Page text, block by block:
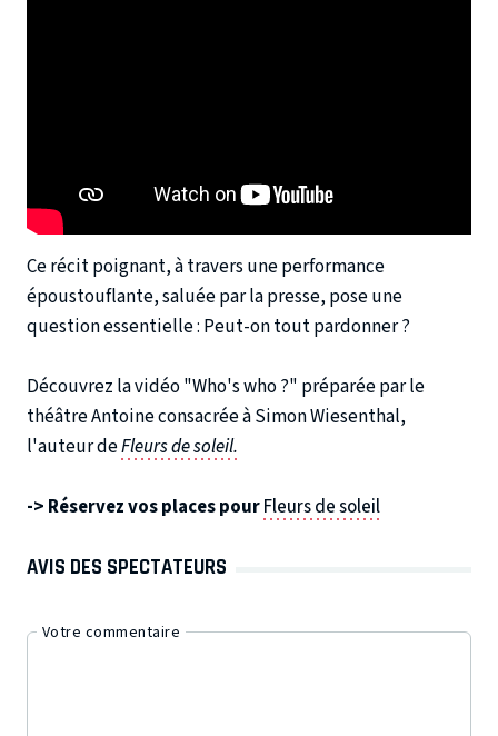
Ce récit poignant, à travers une performance
époustouflante, saluée par la presse, pose une
question essentielle : Peut-on tout pardonner ?
Découvrez la vidéo "Who's who ?" préparée par le
théâtre Antoine consacrée à Simon Wiesenthal,
l'auteur deFleurs de soleil.
-> Réservez vos places pourFleurs de soleil
AVIS DES SPECTATEURS
Votre commentaire